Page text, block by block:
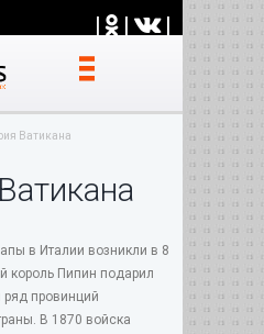
| | |
Ватикана
в Италии возникли в 8
король Пипин подарил
провинций
В 1870 войска